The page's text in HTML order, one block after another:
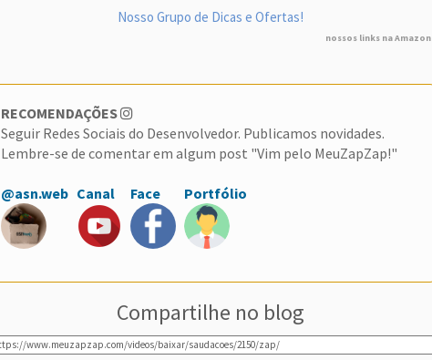
Nosso Grupo de Dicas e Ofertas!
nossos links na Amazon
RECOMENDAÇÕES
Seguir Redes Sociais do Desenvolvedor. Publicamos novidades.
Lembre-se de comentar em algum post "Vim pelo MeuZapZap!"
@asn.web Canal Face Portfólio
Compartilhe no blog